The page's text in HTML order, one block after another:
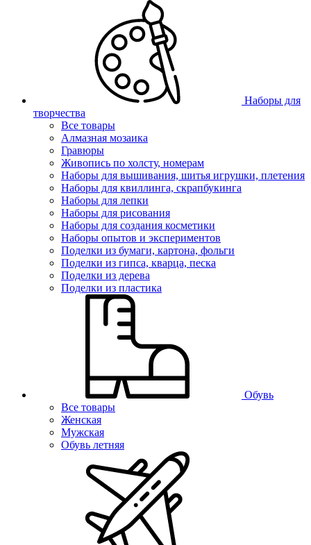
Наборы для
творчества
Все товары
Алмазная мозаика
Гравюры
Живопись по холсту, номерам
Наборы для вышивания, шитья игрушки, плетения
Наборы для квиллинга, скрапбукинга
Наборы для лепки
Наборы для рисования
Наборы для создания косметики
Наборы опытов и экспериментов
Поделки из бумаги, картона, фольги
Поделки из гипса, кварца, песка
Поделки из дерева
Поделки из пластика
Обувь
Все товары
Женская
Мужская
Обувь летняя